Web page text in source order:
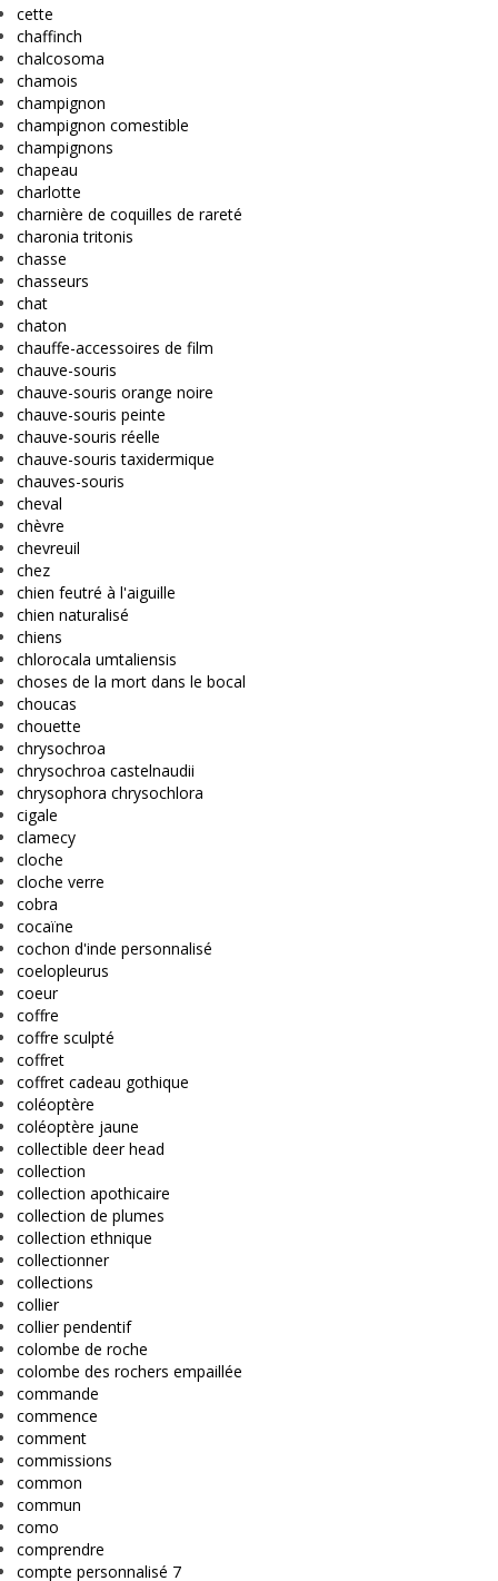
cette
chaffinch
chalcosoma
chamois
champignon
champignon comestible
champignons
chapeau
charlotte
charnière de coquilles de rareté
charonia tritonis
chasse
chasseurs
chat
chaton
chauffe-accessoires de film
chauve-souris
chauve-souris orange noire
chauve-souris peinte
chauve-souris réelle
chauve-souris taxidermique
chauves-souris
cheval
chèvre
chevreuil
chez
chien feutré à l'aiguille
chien naturalisé
chiens
chlorocala umtaliensis
choses de la mort dans le bocal
choucas
chouette
chrysochroa
chrysochroa castelnaudii
chrysophora chrysochlora
cigale
clamecy
cloche
cloche verre
cobra
cocaïne
cochon d'inde personnalisé
coelopleurus
coeur
coffre
coffre sculpté
coffret
coffret cadeau gothique
coléoptère
coléoptère jaune
collectible deer head
collection
collection apothicaire
collection de plumes
collection ethnique
collectionner
collections
collier
collier pendentif
colombe de roche
colombe des rochers empaillée
commande
commence
comment
commissions
common
commun
como
comprendre
compte personnalisé 7